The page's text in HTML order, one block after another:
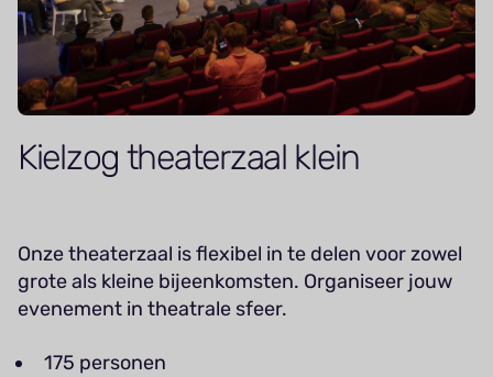
Kielzog theaterzaal klein
Onze theaterzaal is flexibel in te delen voor zowel
grote als kleine bijeenkomsten. Organiseer jouw
evenement in theatrale sfeer.
175 personen